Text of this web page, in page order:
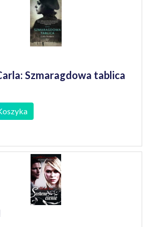
Szmaragdowa tablica